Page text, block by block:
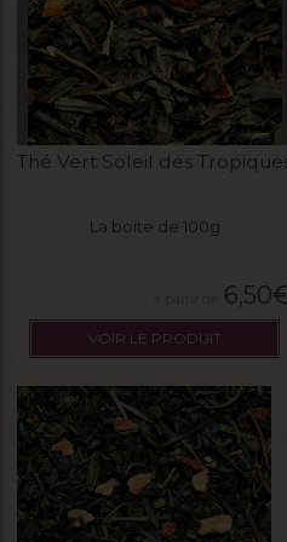
Thé Vert Soleil des
La boite de 100g
6,50
VOIR LE PRODUIT